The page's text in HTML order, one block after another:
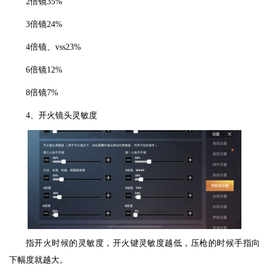
3倍镜24%
4倍镜、vss23%
6倍镜12%
8倍镜7%
4、开火镜头灵敏度
指开火时候的灵敏度，开火键灵敏度越低，压枪的时候手指向
下幅度就越大。